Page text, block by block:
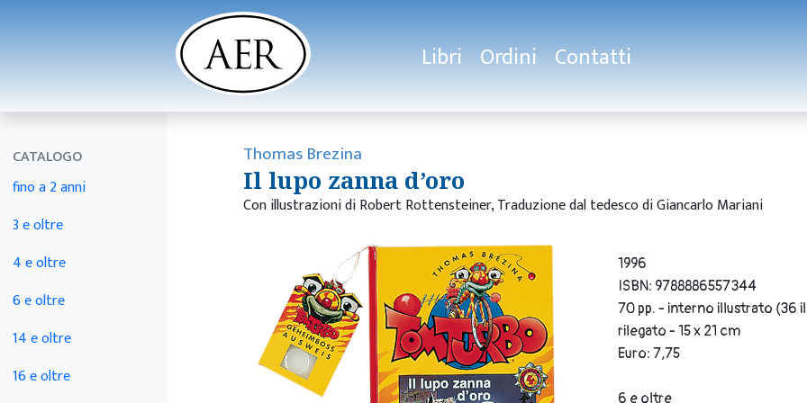
Libri Ordini Contatti
CATALOGO
fino a 2 anni
3 e oltre
4 e oltre
6 e oltre
14 e oltre
16 e oltre
Thomas Brezina
Il lupo zanna d’oro
Con illustrazioni di Robert Rottensteiner, Traduzione dal tedesco di Giancarlo Mariani
1996
ISBN: 9788886557344
70 pp. - interno illustrato (36
rilegato - 15 x 21 cm
Euro: 7,75
6 e oltre